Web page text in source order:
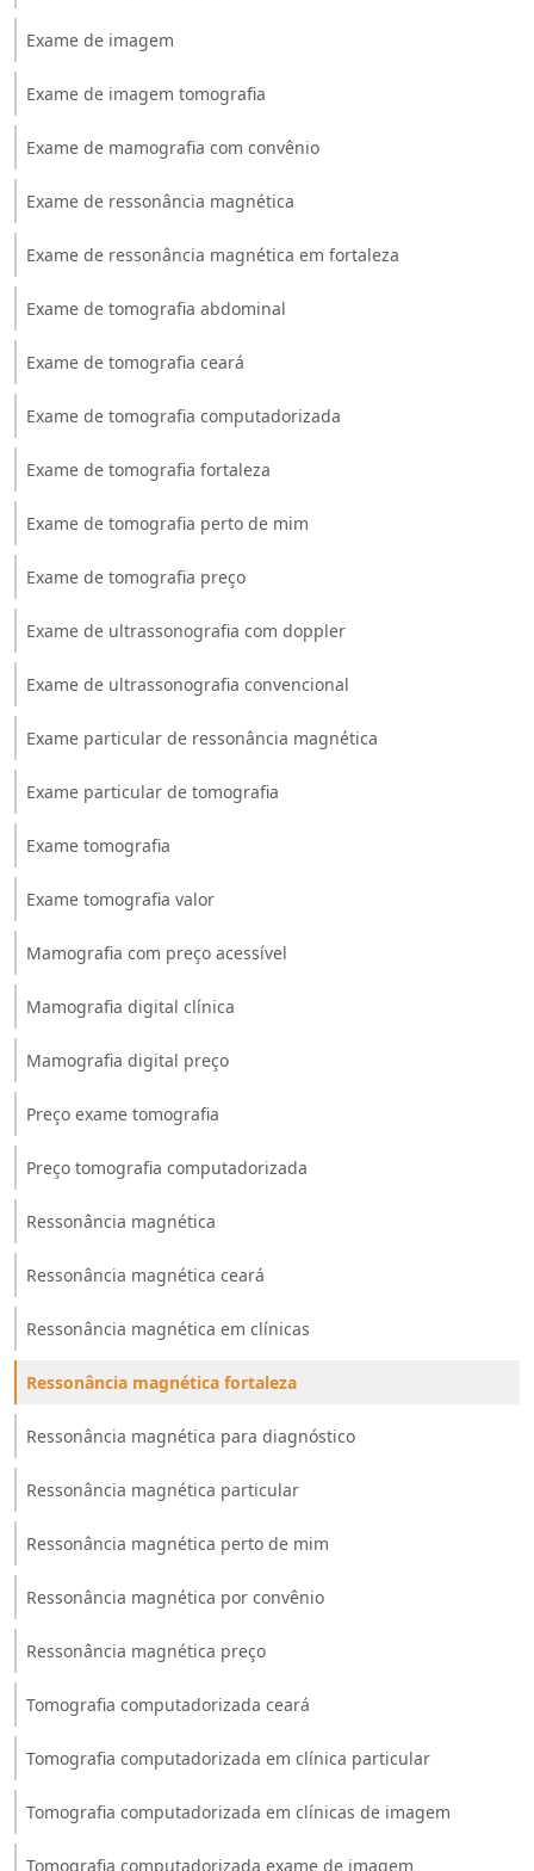
Exame de imagem
Exame de imagem tomografia
Exame de mamografia com convênio
Exame de ressonância magnética
Exame de ressonância magnética em fortaleza
Exame de tomografia abdominal
Exame de tomografia ceará
Exame de tomografia computadorizada
Exame de tomografia fortaleza
Exame de tomografia perto de mim
Exame de tomografia preço
Exame de ultrassonografia com doppler
Exame de ultrassonografia convencional
Exame particular de ressonância magnética
Exame particular de tomografia
Exame tomografia
Exame tomografia valor
Mamografia com preço acessível
Mamografia digital clínica
Mamografia digital preço
Preço exame tomografia
Preço tomografia computadorizada
Ressonância magnética
Ressonância magnética ceará
Ressonância magnética em clínicas
Ressonância magnética fortaleza
Ressonância magnética para diagnóstico
Ressonância magnética particular
Ressonância magnética perto de mim
Ressonância magnética por convênio
Ressonância magnética preço
Tomografia computadorizada ceará
Tomografia computadorizada em clínica particular
Tomografia computadorizada em clínicas de imagem
Tomografia computadorizada exame de imagem